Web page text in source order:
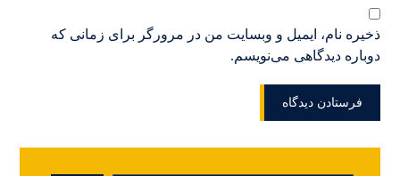
ذخیره نام، ایمیل و وبسایت من در مرورگر برای زمانی که
دوباره دیدگاهی می‌نویسم.